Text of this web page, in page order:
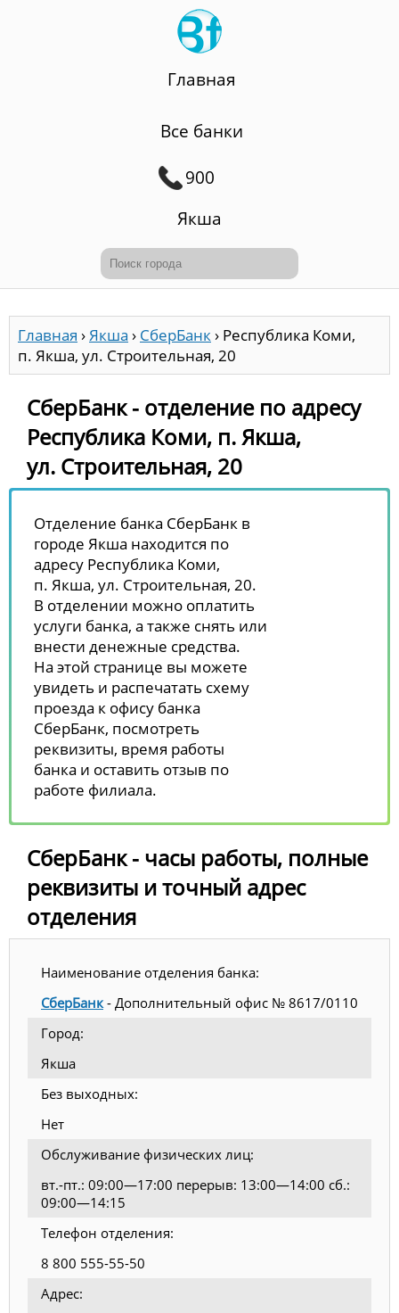
Главная
Все банки
900
Якша
Главная ›Якша › СберБанк› Республика Коми,
п. Якша, ул. Строительная, 20
СберБанк - отделение по адресу
Республика Коми, п. Якша,
ул. Строительная, 20
Отделение банка СберБанк в
городе Якша находится по
адресу Республика Коми,
п. Якша, ул. Строительная, 20.
В отделении можно оплатить
услуги банка, а также снять или
внести денежные средства.
На этой странице вы можете
увидеть и распечатать схему
проезда к офису банка
СберБанк, посмотреть
реквизиты, время работы
банка и оставить отзыв по
работе филиала.
СберБанк - часы работы, полные
реквизиты и точный адрес
отделения
Наименование отделения банка:
СберБанк - Дополнительный офис № 8617/0110
Город:
Якша
Без выходных:
Нет
Обслуживание физических лиц:
вт.-пт.: 09:00—17:00 перерыв: 13:00—14:00 сб.:
09:00—14:15
Телефон отделения:
8 800 555-55-50
Адрес: